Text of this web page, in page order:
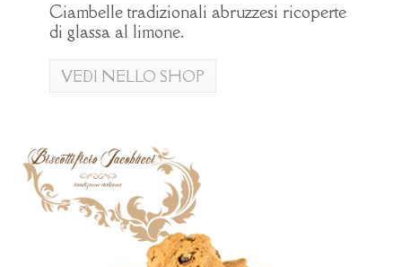
Ciambelle tradizionali abruzzesi ricoperte
di glassa al limone.
VEDI NELLO SHOP